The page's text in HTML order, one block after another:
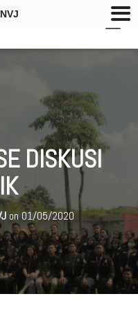
O
I
O
N
DISKUSI
on01/05/2020